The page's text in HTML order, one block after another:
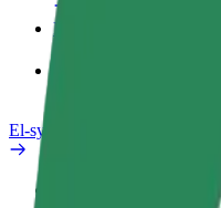
Produkter
El-sykler